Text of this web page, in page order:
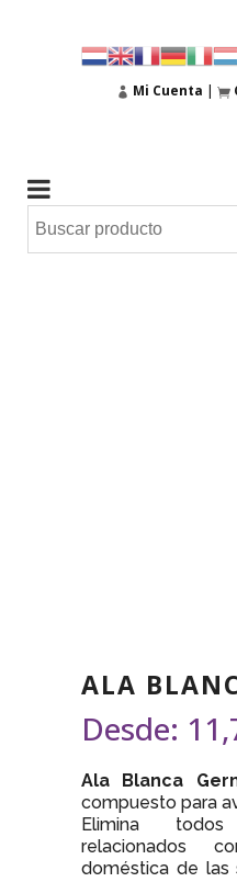
Mi Cuenta |
ALA
Desde:
Ala Blanca
compuesto para
Elimina
relacionados
doméstica de las